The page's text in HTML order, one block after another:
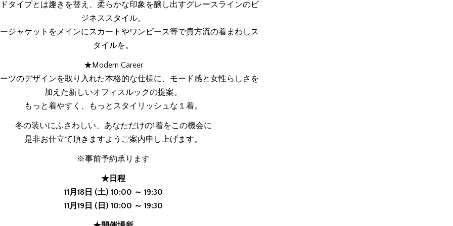
タイプとは趣きを替え、柔らかな印象を醸し出すグレースラインのビ
ジネススタイル。
ジャケットをメインにスカートやワンピース等で貴方流の着まわしス
タイルを。
★Modern Career
ツのデザインを取り入れた本格的な仕様に、モード感と女性らしさを
加えた新しいオフィスルックの提案。
もっと着やすく、もっとスタイリッシュな１着。
冬の装いにふさわしい、あなただけの1着をこの機会に
是非お仕立て頂きますようご案内申し上げます。
※事前予約承ります
★日程
11月18日 (土) 10:00 ～ 19:30
11月19日 (日) 10:00 ～ 19:30